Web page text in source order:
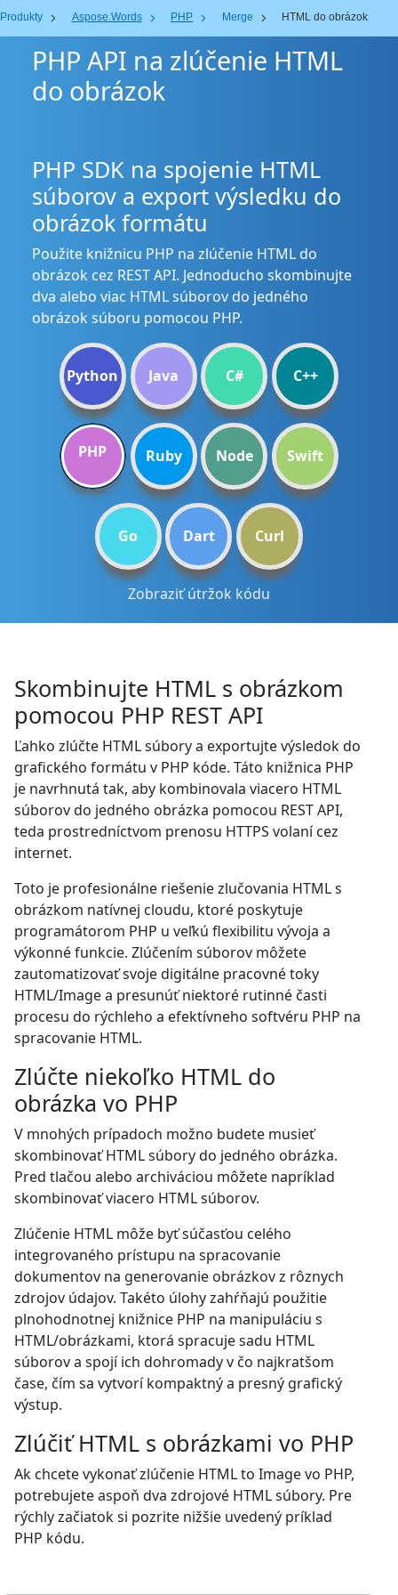
Produkty Aspose.Words PHP Merge HTML do obrázok
PHP API na zlúčenie HTML
do obrázok
PHP SDK na spojenie HTML
súborov a export výsledku do
obrázok formátu
Použite knižnicu PHP na zlúčenie HTML do
obrázok cez REST API. Jednoducho skombinujte
dva alebo viac HTML súborov do jedného
obrázok súboru pomocou PHP.
Python Java C# C++
PHP Ruby Node Swift
Go Dart Curl
Zobraziť útržok kódu
Skombinujte HTML s obrázkom
pomocou PHP REST API
Ľahko zlúčte HTML súbory a exportujte výsledok do
grafického formátu v PHP kóde. Táto knižnica PHP
je navrhnutá tak, aby kombinovala viacero HTML
súborov do jedného obrázka pomocou REST API,
teda prostredníctvom prenosu HTTPS volaní cez
internet.
Toto je profesionálne riešenie zlučovania HTML s
obrázkom natívnej cloudu, ktoré poskytuje
programátorom PHP u veľkú flexibilitu vývoja a
výkonné funkcie. Zlúčením súborov môžete
zautomatizovať svoje digitálne pracovné toky
HTML/Image a presunúť niektoré rutinné časti
procesu do rýchleho a efektívneho softvéru PHP na
spracovanie HTML.
Zlúčte niekoľko HTML do
obrázka vo PHP
V mnohých prípadoch možno budete musieť
skombinovať HTML súbory do jedného obrázka.
Pred tlačou alebo archiváciou môžete napríklad
skombinovať viacero HTML súborov.
Zlúčenie HTML môže byť súčasťou celého
integrovaného prístupu na spracovanie
dokumentov na generovanie obrázkov z rôznych
zdrojov údajov. Takéto úlohy zahŕňajú použitie
plnohodnotnej knižnice PHP na manipuláciu s
HTML/obrázkami, ktorá spracuje sadu HTML
súborov a spojí ich dohromady v čo najkratšom
čase, čím sa vytvorí kompaktný a presný grafický
výstup.
Zlúčiť HTML s obrázkami vo PHP
Ak chcete vykonať zlúčenie HTML to Image vo PHP,
potrebujete aspoň dva zdrojové HTML súbory. Pre
rýchly začiatok si pozrite nižšie uvedený príklad
PHP kódu.